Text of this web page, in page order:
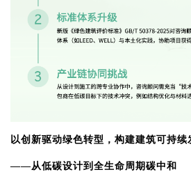
以创新驱动绿色转型，构建建筑可持续
——从低碳设计到全生命周期碳中和